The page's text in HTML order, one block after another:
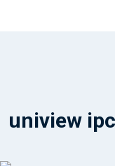
uniview